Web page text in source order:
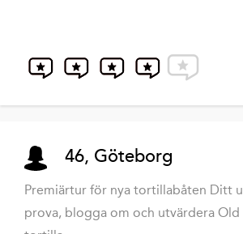
46, Göteborg
Premiärtur för nya tortillabåten Ditt
prova, blogga om och utvärdera Old